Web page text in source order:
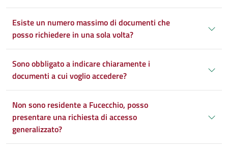
Esiste un numero massimo di documenti che
posso richiedere in una sola volta?
Sono obbligato a indicare chiaramente i
documenti a cui voglio accedere?
Non sono residente a Fucecchio, posso
presentare una richiesta di accesso
generalizzato?